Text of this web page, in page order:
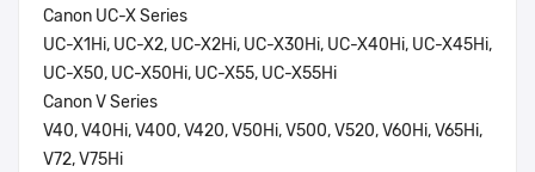
Canon UC-X Series
UC-X1Hi, UC-X2, UC-X2Hi, UC-X30Hi, UC-X40Hi, UC-X45Hi,
UC-X50, UC-X50Hi, UC-X55, UC-X55Hi
Canon V Series
V40, V40Hi, V400, V420, V50Hi, V500, V520, V60Hi, V65Hi,
V72, V75Hi